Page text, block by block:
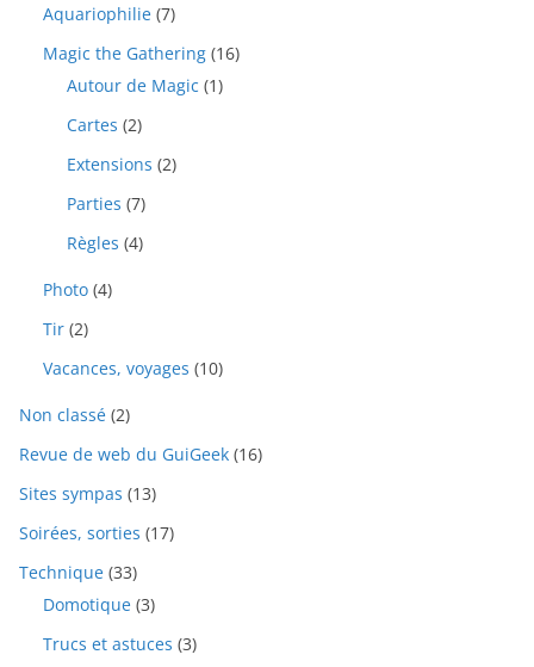
Aquariophilie (7)
Magic the Gathering (16)
Autour de Magic (1)
Cartes (2)
Extensions (2)
Parties (7)
Règles (4)
Photo (4)
Tir (2)
Vacances, voyages (10)
Non classé (2)
Revue de web du GuiGeek (16)
Sites sympas (13)
Soirées, sorties (17)
Technique (33)
Domotique (3)
Trucs et astuces (3)